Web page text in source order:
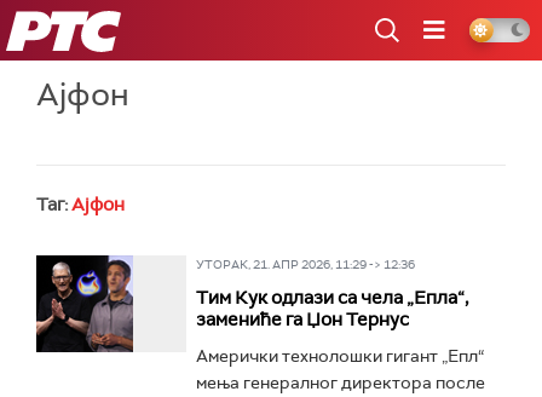
РТС
Ајфон
Таг:Ајфон
УТОРАК, 21. АПР 2026, 11:29 -> 12:36
Тим Кук одлази са чела „Епла“,
замениће га Џон Тернус
Амерички технолошки гигант „Епл“
мења генералног директора после